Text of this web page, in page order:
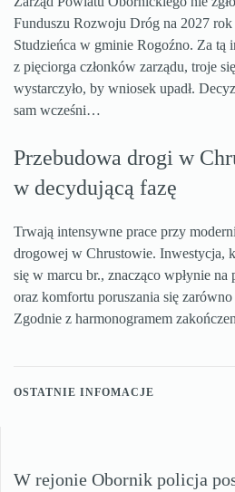
Funduszu Rozwoju Dróg na 2027
Studzieńca w gminie Rogoźno. Za tą
z pięciorga członków zarządu, troje
wystarczyło, by wniosek upadł.
sam wcześni…
Przebudowa drogi w
w decydującą fazę
Trwają intensywne prace przy
drogowej w Chrustowie. Inwestycja,
się w marcu br., znacząco wpłynie na
oraz komfortu poruszania się
Zgodnie z harmonogramem
OSTATNIE INFOMACJE
W rejonie Obornik policja